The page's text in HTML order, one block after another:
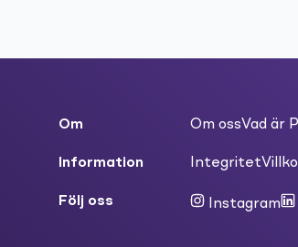
Om Om ossVad är
Information Integritet
Följ oss Instagram